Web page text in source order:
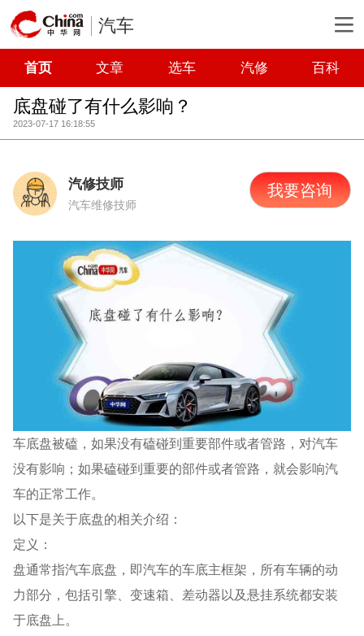
汽车
首页 文章 选车 汽修 百科
底盘碰了有什么影响？
2023-07-17 16:18:55
汽修技师
汽车维修技师
我要咨询
车底盘被磕，如果没有磕碰到重要部件或者管路，对汽车
没有影响；如果磕碰到重要的部件或者管路，就会影响汽
车的正常工作。
以下是关于底盘的相关介绍：
定义：
盘通常指汽车底盘，即汽车的车底主框架，所有车辆的动
力部分，包括引擎、变速箱、差动器以及悬挂系统都安装
于底盘上。